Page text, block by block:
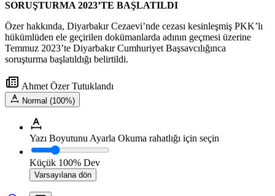
SORUŞTURMA 2023’TE BAŞLATILDI
Özer hakkında, Diyarbakır Cezaevi’nde cezası kesinleşmiş PKK’lı
hükümlüden ele geçirilen dokümanlarda adının geçmesi üzerine
Temmuz 2023’te Diyarbakır Cumhuriyet Başsavcılığınca
soruşturma başlatıldığı belirtildi.
Ahmet Özer Tutuklandı
Normal (100%)
Yazı Boyutunu Ayarla Okuma rahatlığı için seçin
Küçük 100% Dev
Varsayılana dön